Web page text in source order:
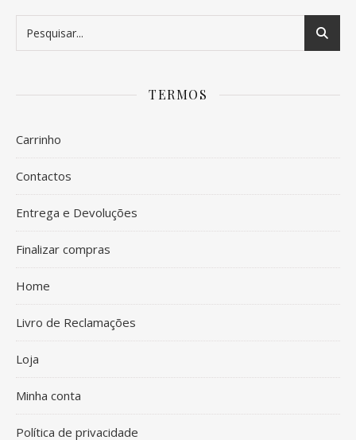
TERMOS
Carrinho
Contactos
Entrega e Devoluções
Finalizar compras
Home
Livro de Reclamações
Loja
Minha conta
Política de privacidade